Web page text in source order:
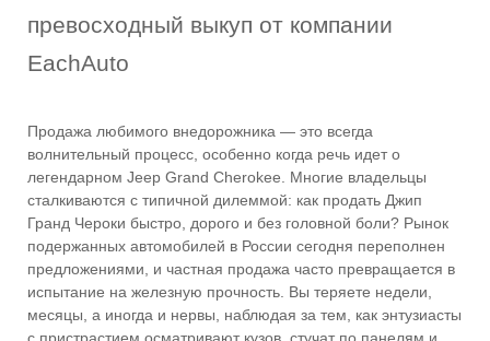
превосходный выкуп от компании
EachAuto
Продажа любимого внедорожника — это всегда
волнительный процесс, особенно когда речь идет о
легендарном Jeep Grand Cherokee. Многие владельцы
сталкиваются с типичной дилеммой: как продать Джип
Гранд Чероки быстро, дорого и без головной боли? Рынок
подержанных автомобилей в России сегодня переполнен
предложениями, и частная продажа часто превращается в
испытание на железную прочность. Вы теряете недели,
месяцы, а иногда и нервы, наблюдая за тем, как энтузиасты